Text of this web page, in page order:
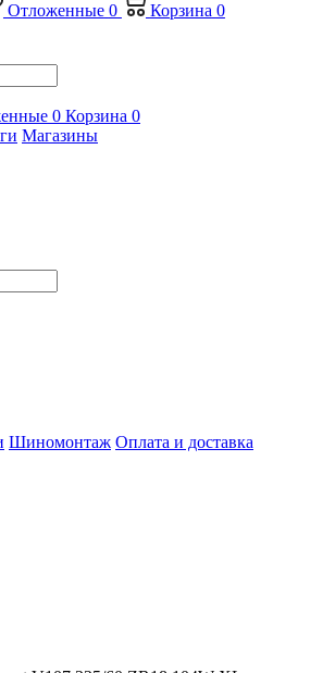
Отложенные 0 Корзина 0
0 Корзина 0
Магазины
Шиномонтаж Оплата и доставка